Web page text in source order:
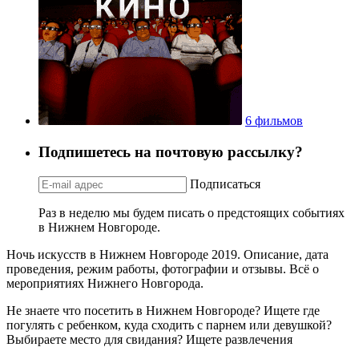
6 фильмов
Подпишетесь на почтовую рассылку?
Подписаться
Раз в неделю мы будем писать о предстоящих событиях
в Нижнем Новгороде.
Ночь искусств в Нижнем Новгороде 2019. Описание, дата
проведения, режим работы, фотографии и отзывы. Всё о
мероприятиях Нижнего Новгорода.
Не знаете что посетить в Нижнем Новгороде? Ищете где
погулять с ребенком, куда сходить с парнем или девушкой?
Выбираете место для свидания? Ищете развлечения